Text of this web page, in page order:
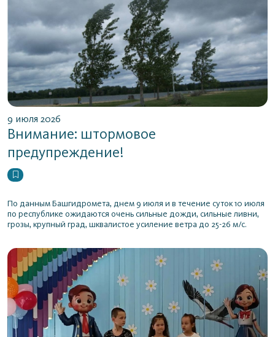
9 июля 2026
Внимание: штормовое
предупреждение!
По данным Башгидромета, днем 9 июля и в течение суток 10 июля
по республике ожидаются очень сильные дожди, сильные ливни,
грозы, крупный град, шквалистое усиление ветра до 25-26 м/с.